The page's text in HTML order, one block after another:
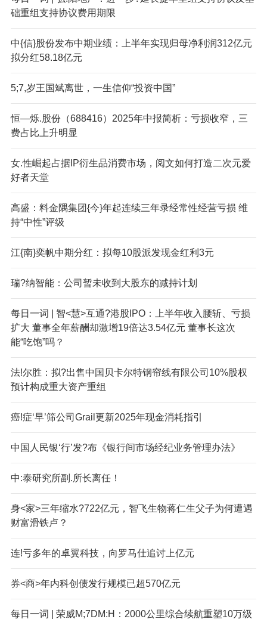
础重组支持协议费用期限
中{信}股份发布中期业绩：上半年实现归母净利润312亿元
拟分红58.18亿元
5;7,岁王国斌离世，一生信仰“投资中国”
恒—烁.股份（688416）2025年中报简析：亏损收窄，三
费占比上升明显
女.性崛起占据IP衍生品消费市场，阅文如何打造二次元爱
好者天堂
高盛：料金隅集团{今}年起连续三年录经常性经营亏损 维
持“中性”评级
江{南}奕帆中期分红：拟每10股派发现金红利3元
瑞?纳智能：公司暂未收到大股东的减持计划
每日一词 | 智<慧>互通?港股IPO：上半年收入腰斩、亏损
扩大 董事全年薪酬却激增19倍达3.54亿元 董事长这次
能“吃饱”吗？
法!尔胜：拟?出售中国贝卡尔特钢帘线有限公司10%股权
预计构成重大资产重组
癌!症‘早’筛公司Grail更新2025年现金消耗指引
中国人民银‘行’发?布《银行间市场经纪业务管理办法》
中:泰研究所副.所长离任！
身<家>三年缩水?722亿元，智飞生物蒋仁生父子为何遭遇
财富滑铁卢？
连!亏多年的卓翼科技，向罗马仕追讨上亿元
券<商>年内科创债发行规模已超570亿元
每日一词 | 荣威M;7DM:H：2000公里综合续航重塑10万级